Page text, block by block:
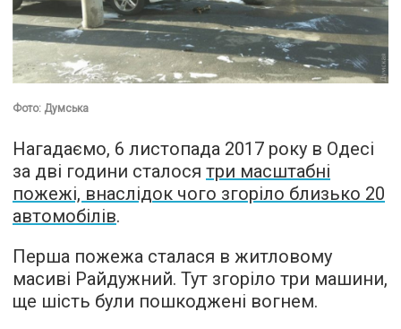
Фото: Думська
Нагадаємо, 6 листопада 2017 року в Одесі
за дві години сталося три масштабні
пожежі, внаслідок чого згоріло близько 20
автомобілів.
Перша пожежа сталася в житловому
масиві Райдужний. Тут згоріло три машини,
ще шість були пошкоджені вогнем.